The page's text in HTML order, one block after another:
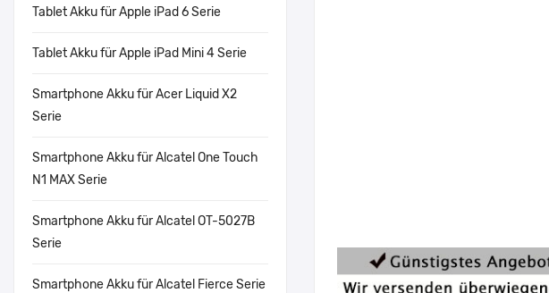
Tablet Akku für Apple iPad 6 Serie
Tablet Akku für Apple iPad Mini 4 Serie
Smartphone Akku für Acer Liquid X2
Serie
Smartphone Akku für Alcatel One Touch
N1 MAX Serie
Smartphone Akku für Alcatel OT-5027B
Serie
Smartphone Akku für Alcatel Fierce Serie